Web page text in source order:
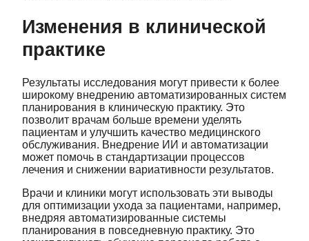
Изменения в клинической
практике
Результаты исследования могут привести к более
широкому внедрению автоматизированных систем
планирования в клиническую практику. Это
позволит врачам больше времени уделять
пациентам и улучшить качество медицинского
обслуживания. Внедрение ИИ и автоматизации
может помочь в стандартизации процессов
лечения и снижении вариативности результатов.
Врачи и клиники могут использовать эти выводы
для оптимизации ухода за пациентами, например,
внедряя автоматизированные системы
планирования в повседневную практику. Это